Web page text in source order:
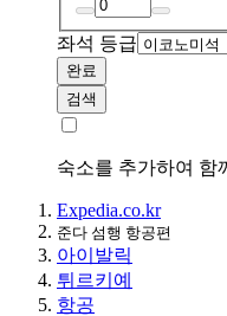
좌석 등급
완료
검색
숙소를 추가하여 함
Expedia.co.kr
준다 섬행 항공편
아이발릭
튀르키예
항공